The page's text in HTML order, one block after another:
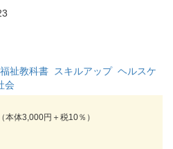
福祉教科書 スキルアップ ヘルスケ
会
（本体3,000円＋税10％）